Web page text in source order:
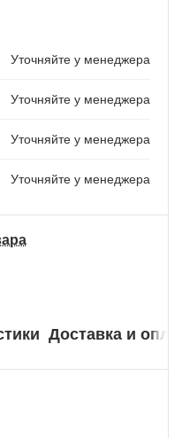
Уточняйте у менеджера
Уточняйте у менеджера
Уточняйте у менеджера
Уточняйте у менеджера
Доставка и